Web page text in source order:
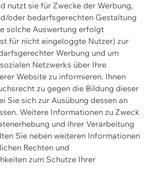
nutzt sie für Zwecke der Werbung,
oder bedarfsgerechten Gestaltung
solche Auswertung erfolgt
für nicht eingeloggte Nutzer) zur
Werbung und um
Netzwerks über Ihre
Website zu informieren. Ihnen
zu gegen die Bildung dieser
Sie sich zur Ausübung dessen an
Weitere Informationen zu Zweck
und ihrer Verarbeitung
Sie neben weiteren Informationen
Rechten und
zum Schutze Ihrer